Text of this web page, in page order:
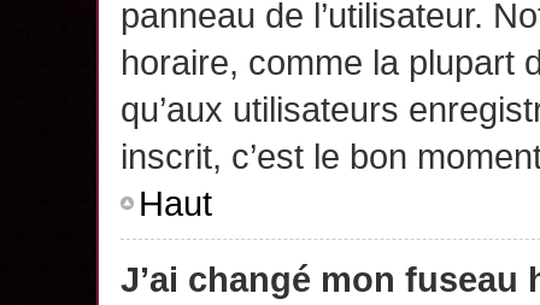
panneau de l’utilisateur.
horaire, comme la plupart
qu’aux utilisateurs
inscrit, c’est le bon
Haut
J’ai changé mon fuseau